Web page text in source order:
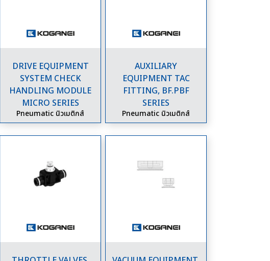
DRIVE EQUIPMENT
SYSTEM CHECK
HANDLING MODULE
MICRO SERIES
Pneumatic นิวเมติกส์
AUXILIARY
EQUIPMENT TAC
FITTING, BF.PBF
SERIES
Pneumatic นิวเมติกส์